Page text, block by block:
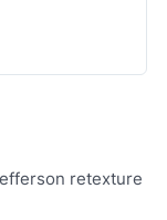
retexture